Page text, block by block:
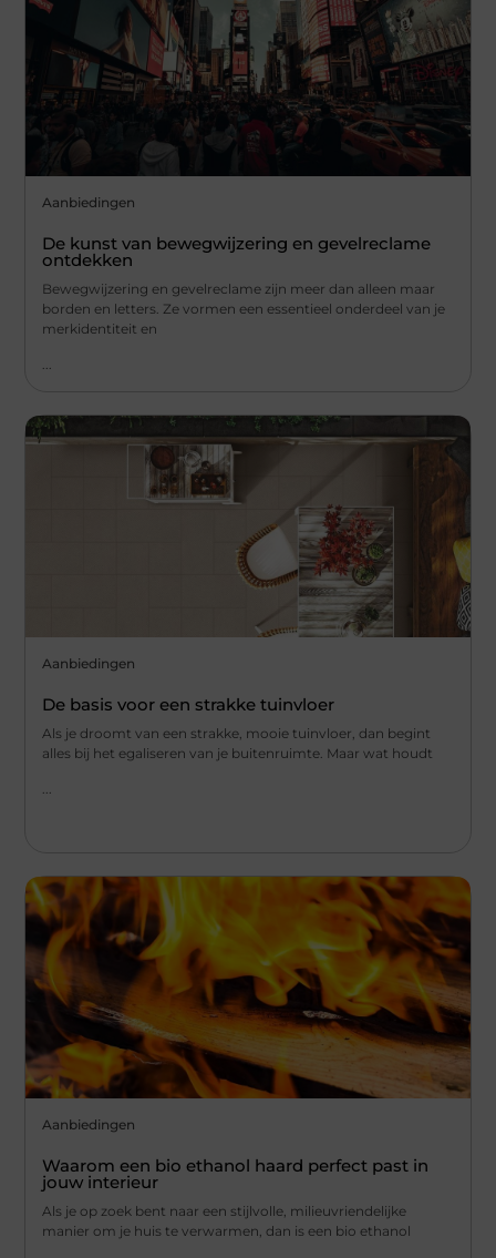
Aanbiedingen
De kunst van bewegwijzering en gevelreclame
ontdekken
Bewegwijzering en gevelreclame zijn meer dan alleen maar
borden en letters. Ze vormen een essentieel onderdeel van je
merkidentiteit en
...
Aanbiedingen
De basis voor een strakke tuinvloer
Als je droomt van een strakke, mooie tuinvloer, dan begint
alles bij het egaliseren van je buitenruimte. Maar wat houdt
...
Aanbiedingen
Waarom een bio ethanol haard perfect past in
jouw interieur
Als je op zoek bent naar een stijlvolle, milieuvriendelijke
manier om je huis te verwarmen, dan is een bio ethanol